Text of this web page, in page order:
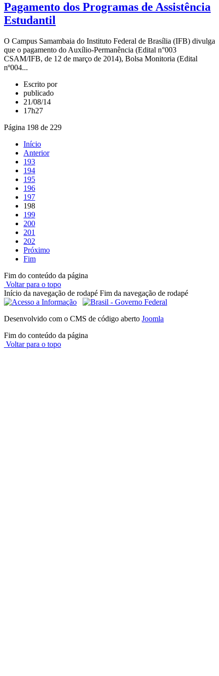
Pagamento dos Programas de Assistência
Estudantil
O Campus Samambaia do Instituto Federal de Brasília (IFB) divulga
que o pagamento do Auxílio-Permanência (Edital n°003
CSAM/IFB, de 12 de março de 2014), Bolsa Monitoria (Edital
nº004...
Escrito por
publicado
21/08/14
17h27
Página 198 de 229
Início
Anterior
193
194
195
196
197
198
199
200
201
202
Próximo
Fim
Fim do conteúdo da página
Voltar para o topo
Início da navegação de rodapé Fim da navegação de rodapé
Desenvolvido com o CMS de código aberto Joomla
Fim do conteúdo da página
Voltar para o topo